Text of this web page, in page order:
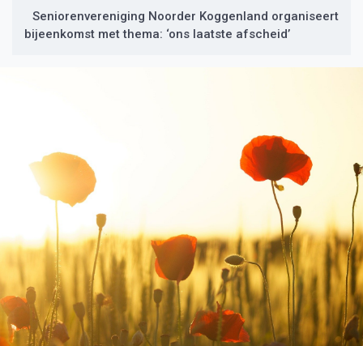
Seniorenvereniging Noorder Koggenland organiseert
bijeenkomst met thema: ‘ons laatste afscheid’